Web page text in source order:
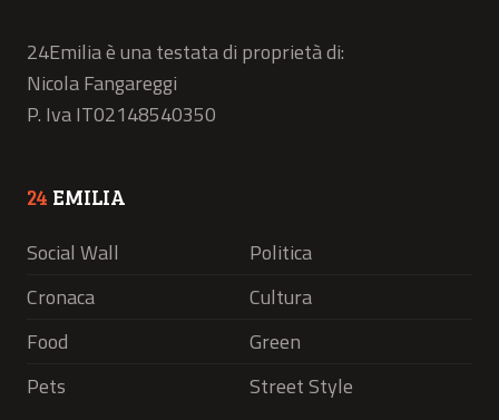
24Emilia è una testata di proprietà di:
Nicola Fangareggi
P. Iva IT02148540350
24 EMILIA
Social Wall
Politica
Cronaca
Cultura
Food
Green
Pets
Street Style